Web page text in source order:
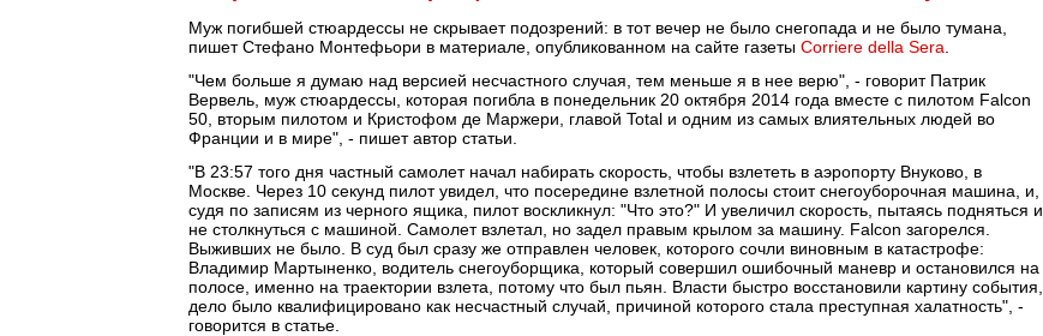
Муж погибшей стюардессы не скрывает подозрений: в тот вечер не было снегопада и не было тумана,
пишет Стефано Монтефьори в материале, опубликованном на сайте газеты Corriere della Sera
"Чем больше я думаю над версией несчастного случая, тем меньше я в нее верю", - говорит Патрик
Вервель, муж стюардессы, которая погибла в понедельник 20 октября 2014 года вместе с пилотом Falcon
50, вторым пилотом и Кристофом де Маржери, главой Total и одним из самых влиятельных людей во
Франции и в мире", - пишет автор статьи.
"В 23:57 того дня частный самолет начал набирать скорость, чтобы взлететь в аэропорту Внуково, в
Москве. Через 10 секунд пилот увидел, что посередине взлетной полосы стоит снегоуборочная машина, и,
судя по записям из черного ящика, пилот воскликнул: "Что это?" И увеличил скорость, пытаясь подняться и
не столкнуться с машиной. Самолет взлетал, но задел правым крылом за машину. Falcon загорелся.
Выживших не было. В суд был сразу же отправлен человек, которого сочли виновным в катастрофе:
Владимир Мартыненко, водитель снегоуборщика, который совершил ошибочный маневр и остановился на
полосе, именно на траектории взлета, потому что был пьян. Власти быстро восстановили картину события,
дело было квалифицировано как несчастный случай, причиной которого стала преступная халатность", -
говорится в статье.